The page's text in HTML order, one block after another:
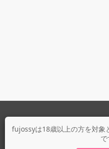
fujossyは18歳以上の方を対象
で
fujossyについて